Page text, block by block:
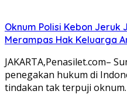
Oknum Polisi Kebon Jeruk
Merampas Hak Keluarga
JAKARTA,Penasilet.com–
penegakan hukum di
tindakan tak terpuji